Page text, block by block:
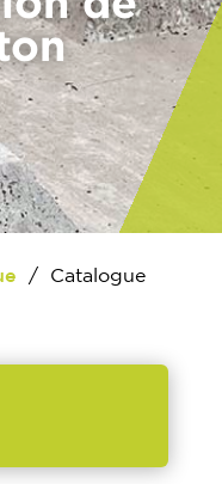
/ Catalogue